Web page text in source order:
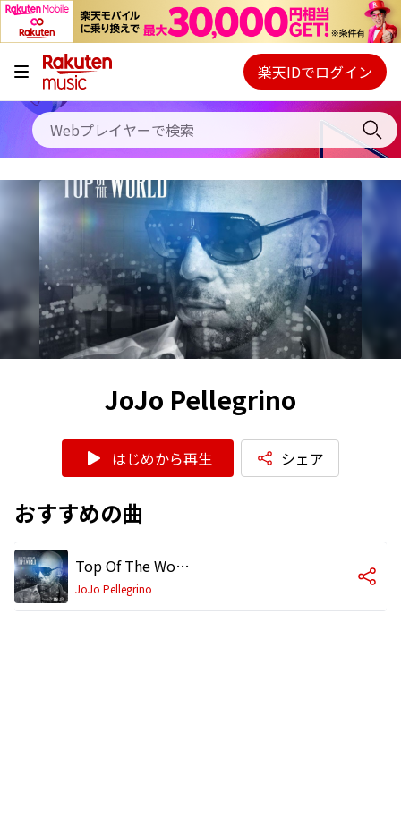
キャンペーン
料金プラン
使い方
初回30日間無料お試し
Webプレイヤー
ご契約内容の確認・変更
楽天IDでログイン
JoJo Pellegrino
はじめから再生 シェア
おすすめの曲
Top Of The World
JoJo Pellegrino